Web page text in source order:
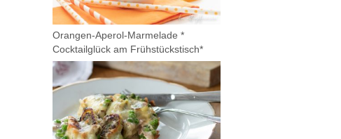
Orangen-Aperol-Marmelade *
Cocktailglück am Frühstückstisch*